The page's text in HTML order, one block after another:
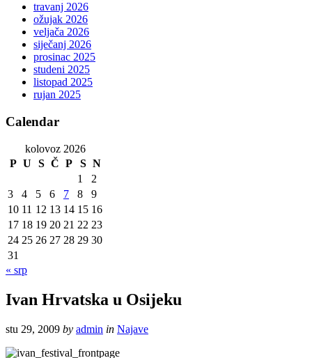
travanj 2026
ožujak 2026
veljača 2026
siječanj 2026
prosinac 2025
studeni 2025
listopad 2025
rujan 2025
Calendar
kolovoz 2026
P U S Č P S N
1
2
3
4 5 6 7 8
9
10 11 12 13 14 15 16
17 18 19 20 21 22 23
24 25 26 27 28 29 30
31
« srp
Ivan Hrvatska u Osijeku
stu 29, 2009 by admin in Najave